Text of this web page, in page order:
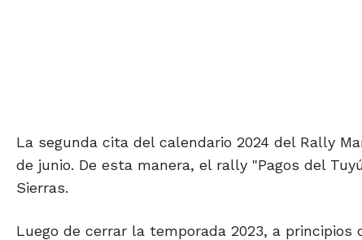
La segunda cita del calendario 2024 del Rally
de junio. De esta manera, el rally "Pagos del
Sierras.
Luego de cerrar la temporada 2023, a